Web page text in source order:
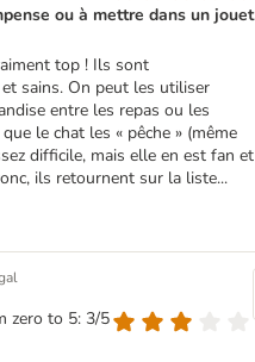
ou à mettre dans un jouet
top ! Ils sont
sains. On peut les utiliser
entre les repas ou les
le chat les « pêche » (même
difficile, mais elle en est fan et
ils retournent sur la liste...
zero to 5: 3/5